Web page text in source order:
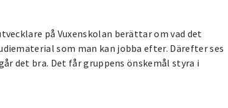
på Vuxenskolan berättar om vad det
som man kan jobba efter. Därefter ses
det bra. Det får gruppens önskemål styra i